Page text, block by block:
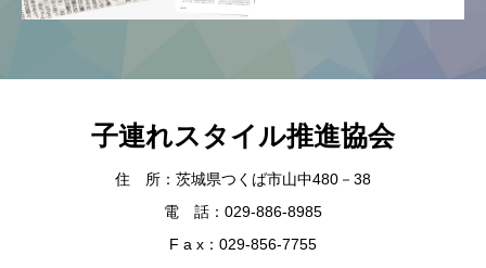
子連れスタイル推進協会
住 所：茨城県つくば市山中480－38
電 話：029-886-8985
F a x：029-856-7755